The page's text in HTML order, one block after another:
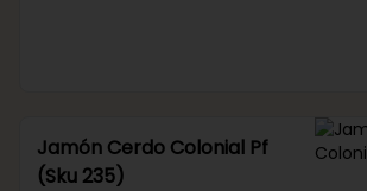
Jamón Cerdo Colonial Pf
(Sku 235)